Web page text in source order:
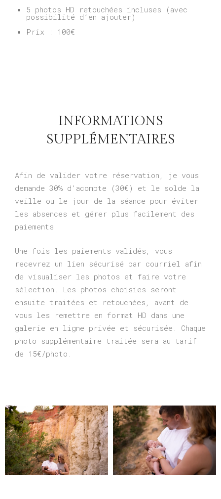
5 photos HD retouchées incluses (avec
possibilité d’en ajouter)
Prix : 100€
INFORMATIONS
SUPPLÉMENTAIRES
Afin de valider votre réservation, je vous
demande 30% d’acompte (30€) et le solde la
veille ou le jour de la séance pour éviter
les absences et gérer plus facilement des
paiements.
Une fois les paiements validés, vous
recevrez un lien sécurisé par courriel afin
de visualiser les photos et faire votre
sélection. Les photos choisies seront
ensuite traitées et retouchées, avant de
vous les remettre en format HD dans une
galerie en ligne privée et sécurisée. Chaque
photo supplémentaire traitée sera au tarif
de 15€/photo.